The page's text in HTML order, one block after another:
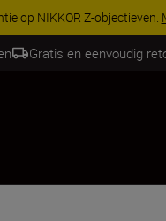
maak je kit vandaag
Gratis en eenvoudig